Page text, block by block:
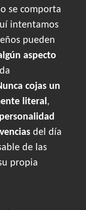
se comporta
intentamos
pueden
aspecto
cojas un
literal,
del día
de las
propia